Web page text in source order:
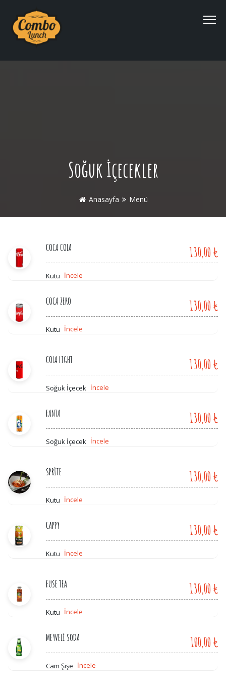
Soğuk İçecekler
Anasayfa Menü
COCA COLA 130,00 ₺
Kutu İncele
COCA ZERO 130,00 ₺
Kutu İncele
COLA LIGHT 130,00 ₺
Soğuk İçecek İncele
FANTA 130,00 ₺
Soğuk İçecek İncele
SPRİTE 130,00 ₺
Kutu İncele
CAPPY 130,00 ₺
Kutu İncele
FUSE TEA 130,00 ₺
Kutu İncele
MEYVELİ SODA 100,00 ₺
Cam Şişe İncele